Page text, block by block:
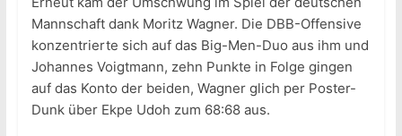
Mannschaft dank Moritz Wagner. Die DBB-Offensive
konzentrierte sich auf das Big-Men-Duo aus ihm und
Johannes Voigtmann, zehn Punkte in Folge gingen
auf das Konto der beiden, Wagner glich per Poster-
Dunk über Ekpe Udoh zum 68:68 aus.